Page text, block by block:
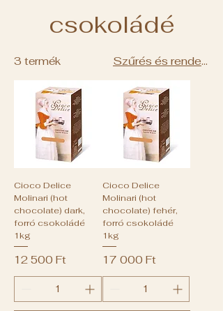
csokoládé
3 termék Szűrés és rendezés
Cioco Delice
Molinari (hot
chocolate) dark,
forró csokoládé
1kg
Ár
12 500 Ft
Cioco Delice
Molinari (hot
chocolate) fehér,
forró csokoládé
1kg
Ár
17 000 Ft